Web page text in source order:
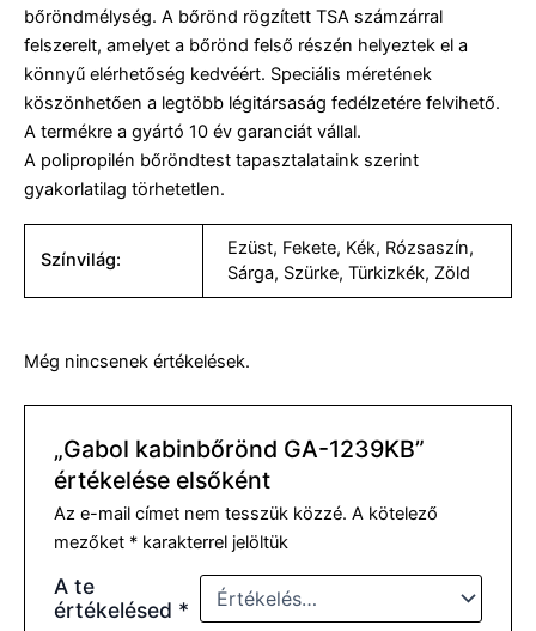
bőröndmélység. A bőrönd rögzített TSA számzárral
felszerelt, amelyet a bőrönd felső részén helyeztek el a
könnyű elérhetőség kedvéért. Speciális méretének
köszönhetően a legtöbb légitársaság fedélzetére felvihető.
A termékre a gyártó 10 év garanciát vállal.
A polipropilén bőröndtest tapasztalataink szerint
gyakorlatilag törhetetlen.
Színvilág:
Ezüst, Fekete, Kék, Rózsaszín,
Sárga, Szürke, Türkizkék, Zöld
Még nincsenek értékelések.
„Gabol kabinbőrönd GA-1239KB”
értékelése elsőként
Az e-mail címet nem tesszük közzé. A kötelező
mezőket * karakterrel jelöltük
A te
értékelésed *